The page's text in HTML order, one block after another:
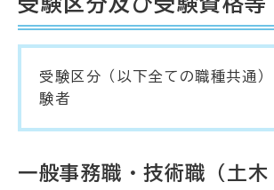
受験区分（以下全ての職種共通
験者
一般事務職・技術職（土木